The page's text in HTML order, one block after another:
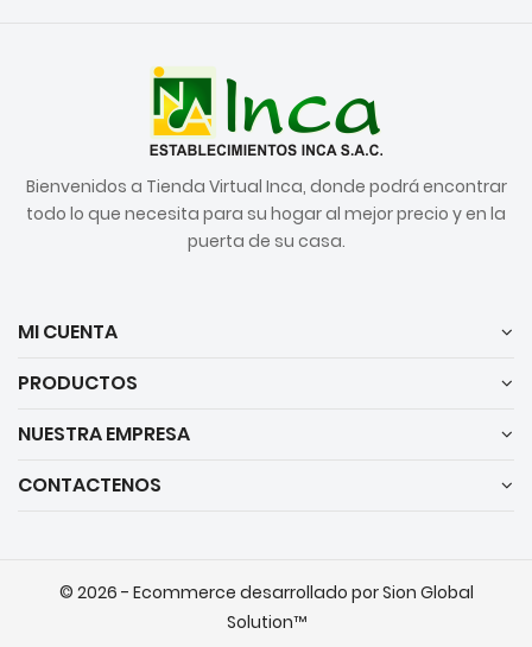
Bienvenidos a Tienda Virtual Inca, donde podrá encontrar
todo lo que necesita para su hogar al mejor precio y en la
puerta de su casa.
MI CUENTA
PRODUCTOS
NUESTRA EMPRESA
CONTACTENOS
© 2026 - Ecommerce desarrollado por Sion Global
Solution™